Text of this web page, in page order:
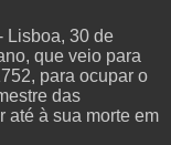
Lisboa, 30 de
, que veio para
para ocupar o
das
até à sua morte em